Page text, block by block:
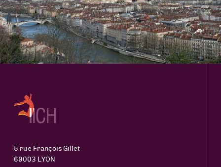
5 rue François Gillet
69003 LYON